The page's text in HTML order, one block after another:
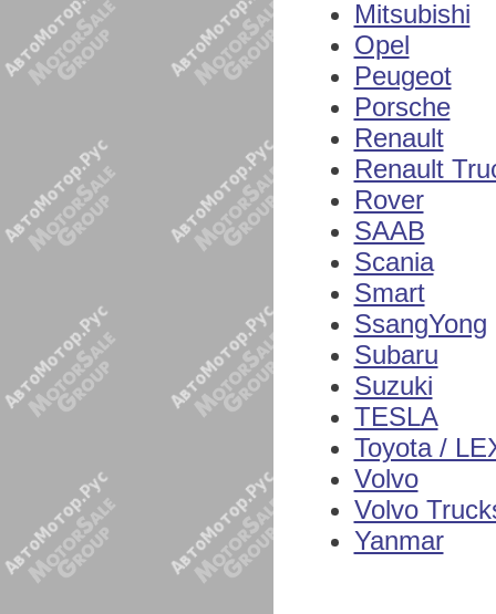
Mitsubishi
Opel
Peugeot
Porsche
Renault
Renault
Rover
SAAB
Scania
Smart
SsangYong
Subaru
Suzuki
TESLA
Toyota /
Volvo
Volvo
Yanmar